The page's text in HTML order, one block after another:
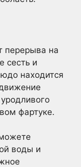
перерыва на
сесть и
находится
фартуке.
воды и